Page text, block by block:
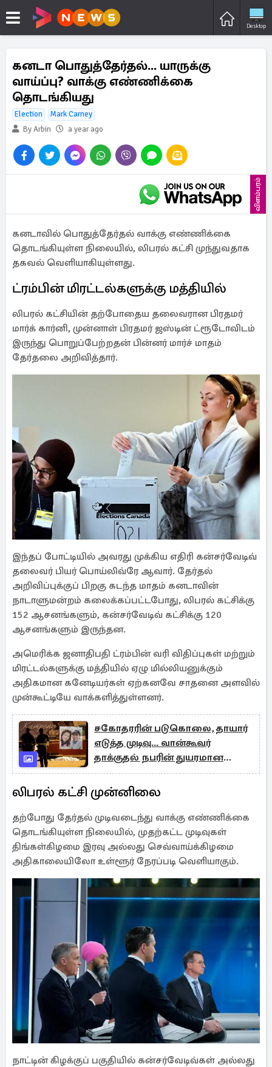
Desktop
கனடா பொதுத்தேர்தல்... யாருக்கு
வாய்ப்பு? வாக்கு எண்ணிக்கை
தொடங்கியது
Election
Mark Carney
By Arbin
a year ago
விளம்பரம்
கனடாவில் பொதுத்தேர்தல் வாக்கு எண்ணிக்கை
தொடங்கியுள்ள நிலையில், லிபரல் கட்சி முந்துவதாக
தகவல் வெளியாகியுள்ளது.
ட்ரம்பின் மிரட்டல்களுக்கு மத்தியில்
லிபரல் கட்சியின் தற்போதைய தலைவரான பிரதமர்
மார்க் கார்னி, முன்னாள் பிரதமர் ஜஸ்டின் ட்ரூடோவிடம்
இருந்து பொறுப்பேற்றதன் பின்னர் மார்ச் மாதம்
தேர்தலை அறிவித்தார்.
இந்தப் போட்டியில் அவரது முக்கிய எதிரி கன்சர்வேடிவ்
தலைவர் பியர் பொய்லிவ்ரே ஆவார். தேர்தல்
அறிவிப்புக்குப் பிறகு கடந்த மாதம் கனடாவின்
நாடாளுமன்றம் கலைக்கப்பட்டபோது, ​​லிபரல் கட்சிக்கு
152 ஆசனங்களும், கன்சர்வேடிவ் கட்சிக்கு 120
ஆசனங்களும் இருந்தன.
அமெரிக்க ஜனாதிபதி ட்ரம்பின் வரி விதிப்புகள் மற்றும்
மிரட்டல்களுக்கு மத்தியில் ஏழு மில்லியனுக்கும்
அதிகமான கனேடியர்கள் ஏற்கனவே சாதனை அளவில்
முன்கூட்டியே வாக்களித்துள்ளனர்.
சகோதரரின் படுகொலை, தாயார்
எடுத்த முடிவு... வான்கூவர்
தாக்குதல் நபரின் துயரமான
குடும்ப பின்னணி
லிபரல் கட்சி முன்னிலை
தற்போது தேர்தல் முடிவடைந்து வாக்கு எண்ணிக்கை
தொடங்கியுள்ள நிலையில், முதற்கட்ட முடிவுகள்
திங்கள்கிழமை இரவு அல்லது செவ்வாய்க்கிழமை
அதிகாலையிலோ உள்ளூர் நேரப்படி வெளியாகும்.
நாட்டின் கிழக்குப் பகுதியில் கன்சர்வேடிவ்கள் அல்லது